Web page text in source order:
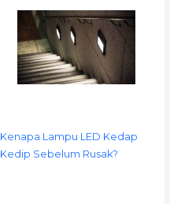
Kenapa Lampu LED Kedap
Kedip Sebelum Rusak?